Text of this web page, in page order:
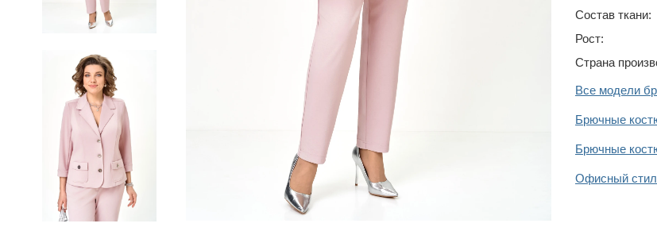
Состав ткани:
Рост:
Страна
Все модели
Брючные
Брючные
Офисный